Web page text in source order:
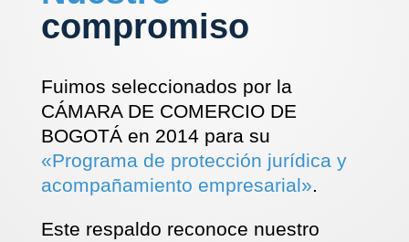
compromiso
Fuimos seleccionados por la
CÁMARA DE COMERCIO DE
BOGOTÁ en 2014 para su
«Programa de protección jurídica y
acompañamiento empresarial».
Este respaldo reconoce nuestro